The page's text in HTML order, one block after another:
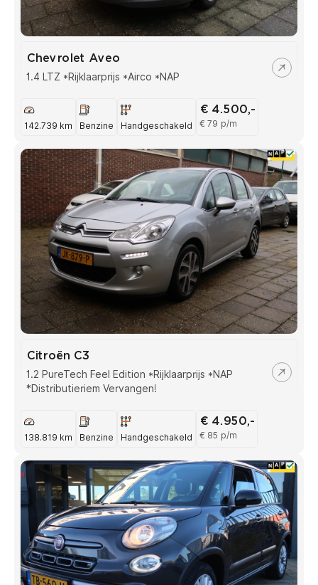
Chevrolet Aveo
1.4 LTZ *Rijklaarprijs *Airco *NAP
142.739 km Benzine Handgeschakeld
€ 4.500,-
€ 79 p/m
Citroën C3
1.2 PureTech Feel Edition *Rijklaarprijs *NAP
*Distributieriem Vervangen!
138.819 km Benzine Handgeschakeld
€ 4.950,-
€ 85 p/m